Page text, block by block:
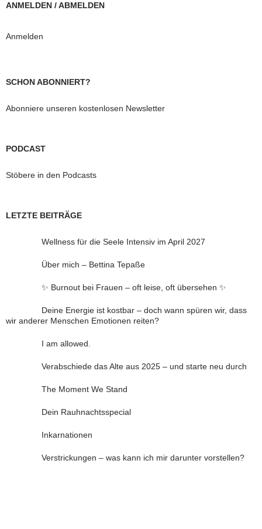
ANMELDEN / ABMELDEN
Anmelden
SCHON ABONNIERT?
Abonniere unseren kostenlosen Newsletter
PODCAST
Stöbere in den Podcasts
LETZTE BEITRÄGE
Wellness für die Seele Intensiv im April 2027
Über mich – Bettina Tepaße
✨ Burnout bei Frauen – oft leise, oft übersehen ✨
Deine Energie ist kostbar – doch wann spüren wir, dass
wir anderer Menschen Emotionen reiten?
I am allowed.
Verabschiede das Alte aus 2025 – und starte neu durch
The Moment We Stand
Dein Rauhnachtsspecial
Inkarnationen
Verstrickungen – was kann ich mir darunter vorstellen?